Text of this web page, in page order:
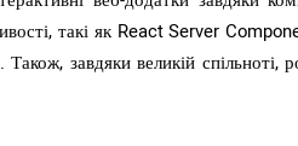
такі як React Server
завдяки великій спільноті,